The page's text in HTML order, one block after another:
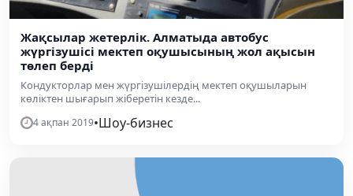
Жақсылар жетерлік. Алматыда автобус
жүргізушісі мектеп оқушысының жол ақысын
төлеп берді
Кондукторлар мен жүргізушілердің мектеп оқушыларын
көліктен шығарып жіберетін кезде...
4 ақпан 2019•Шоу-бизнес